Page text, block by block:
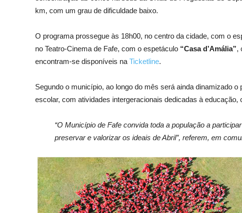
km, com um grau de dificuldade baixo.
O programa prossegue às 18h00, no centro da cidade, com o
no Teatro-Cinema de Fafe, com o espetáculo “Casa d’Amália”,
encontram-se disponíveis na Ticketline.
Segundo o município, ao longo do mês será ainda dinamizado o
escolar, com atividades intergeracionais dedicadas à educação,
“O Município de Fafe convida toda a população a
preservar e valorizar os ideais de Abril”, referem, em